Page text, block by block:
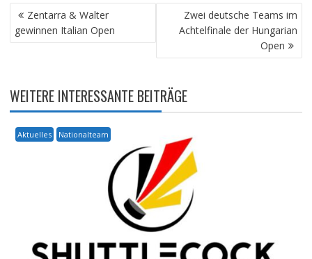
BEITRAGSNAVIGATION
Zentarra & Walter
gewinnen Italian Open
Zwei deutsche Teams im
Achtelfinale der Hungarian
Open
WEITERE INTERESSANTE BEITRÄGE
Aktuelles Nationalteam